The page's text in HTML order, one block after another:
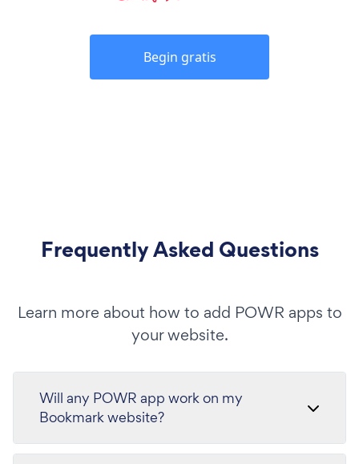
Begin gratis
Frequently Asked Questions
Learn more about how to add POWR apps to
your website.
Will any POWR app work on my
Bookmark website?